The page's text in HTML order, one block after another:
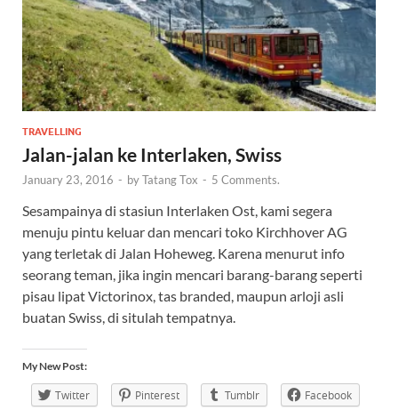
TRAVELLING
Jalan-jalan ke Interlaken, Swiss
January 23, 2016 - byTatang Tox - 5 Comments.
Sesampainya di stasiun Interlaken Ost, kami segera
menuju pintu keluar dan mencari toko Kirchhover AG
yang terletak di Jalan Hoheweg. Karena menurut info
seorang teman, jika ingin mencari barang-barang seperti
pisau lipat Victorinox, tas branded, maupun arloji asli
buatan Swiss, di situlah tempatnya.
My New Post:
Twitter Pinterest Tumblr Facebook